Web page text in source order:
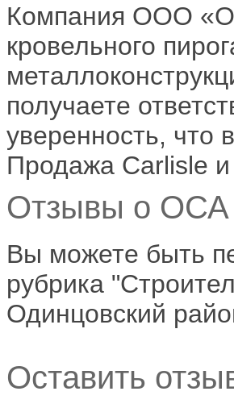
Компания ООО
кровельного
получаете
уверенность, что
Продажа Carlisle
Отзывы о ОСА
Вы можете быть
рубрика
Одинцовский
Оставить